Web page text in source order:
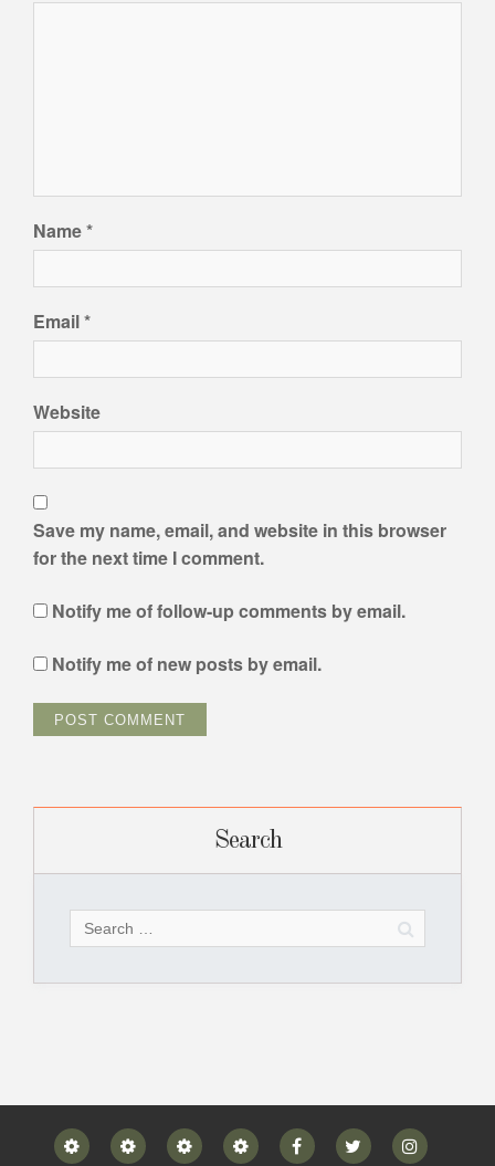
Name*
Email*
Website
Save my name, email, and website in this browser
for the next time I comment.
Notify me of follow-up comments by email.
Notify me of new posts by email.
Search
for:
Home Blog
Privacy
Policy
Contact FacebookTwitter Instagram